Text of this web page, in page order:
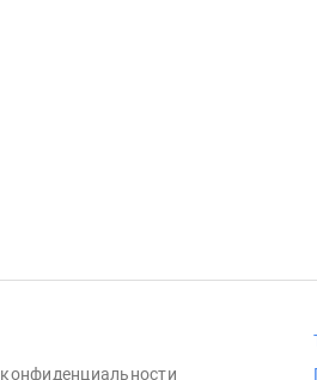
конфиденциальности